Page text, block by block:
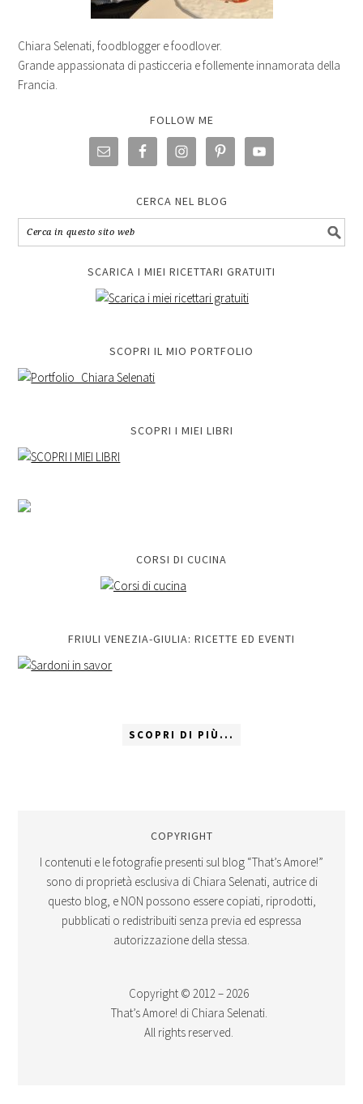
Chiara Selenati, foodblogger e foodlover.
Grande appassionata di pasticceria e follemente innamorata della
Francia.
FOLLOW ME
CERCA NEL BLOG
SCARICA I MIEI RICETTARI GRATUITI
SCOPRI IL MIO PORTFOLIO
SCOPRI I MIEI LIBRI
CORSI DI CUCINA
FRIULI VENEZIA-GIULIA: RICETTE ED EVENTI
SCOPRI DI PIÙ...
COPYRIGHT
I contenuti e le fotografie presenti sul blog “That’s Amore!”
sono di proprietà esclusiva di Chiara Selenati, autrice di
questo blog, e NON possono essere copiati, riprodotti,
pubblicati o redistribuiti senza previa ed espressa
autorizzazione della stessa.
Copyright © 2012 – 2026
That’s Amore! di Chiara Selenati.
All rights reserved.